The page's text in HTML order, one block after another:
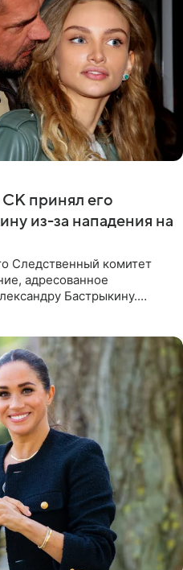
принял его
из-за нападения на
Следственный комитет
адресованное
Бастрыкину.